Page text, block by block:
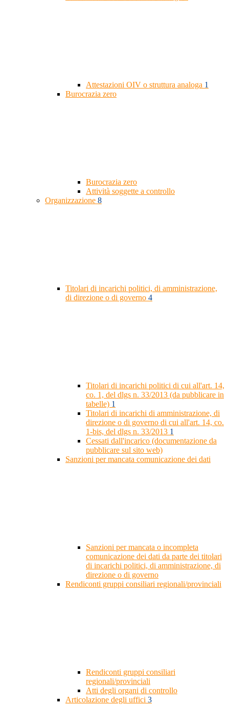
Attestazioni OIV o struttura analoga 1
Burocrazia zero
Burocrazia zero
Attività soggette a controllo
Organizzazione 8
Titolari di incarichi politici, di amministrazione,
di direzione o di governo 4
Titolari di incarichi politici di cui all'art. 14,
co. 1, del dlgs n. 33/2013 (da pubblicare in
tabelle) 1
Titolari di incarichi di amministrazione, di
direzione o di governo di cui all'art. 14, co.
1-bis, del dlgs n. 33/2013 1
Cessati dall'incarico (documentazione da
pubblicare sul sito web)
Sanzioni per mancata comunicazione dei dati
Sanzioni per mancata o incompleta
comunicazione dei dati da parte dei titolari
di incarichi politici, di amministrazione, di
direzione o di governo
Rendiconti gruppi consiliari regionali/provinciali
Rendiconti gruppi consiliari
regionali/provinciali
Atti degli organi di controllo
Articolazione degli uffici 3